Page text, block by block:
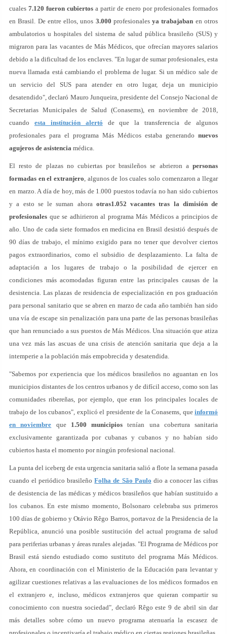
cuales 7.120 fueron cubiertos a partir de enero por profesionales formados
en Brasil. De entre ellos, unos 3.000 profesionalesya trabajaban en otros
ambulatorios u hospitales del sistema de salud pública brasileño (SUS) y
migraron para las vacantes de Más Médicos, que ofrecían mayores salarios
debido a la dificultad de los enclaves. "En lugar de sumar profesionales, esta
nueva llamada está cambiando el problema de lugar. Si un médico sale de
un servicio del SUS para atender en otro lugar, deja un municipio
desatendido", declaró Mauro Junqueira, presidente del Consejo Nacional de
Secretarias Municipales de Salud (Conasems), en noviembre de 2018,
cuando esta institución alertó de que la transferencia de algunos
profesionales para el programa Más Médicos estaba generando nuevos
agujeros de asistencia médica.
El resto de plazas no cubiertas por brasileños se abrieron a personas
formadas en el extranjero, algunos de los cuales solo comenzaron a llegar
en marzo. A día de hoy, más de 1.000 puestos todavía no han sido cubiertos
y a esto se le suman ahora otras1.052 vacantes tras la dimisión de
profesionales que se adhirieron al programa Más Médicos a principios de
año. Uno de cada siete formados en medicina en Brasil desistió después de
90 días de trabajo, el mínimo exigido para no tener que devolver ciertos
pagos extraordinarios, como el subsidio de desplazamiento. La falta de
adaptación a los lugares de trabajo o la posibilidad de ejercer en
condiciones más acomodadas figuran entre las principales causas de la
desistencia. Las plazas de residencia de especialización en pos graduación
para personal sanitario que se abren en marzo de cada año también han sido
una vía de escape sin penalización para una parte de las personas brasileñas
que han renunciado a sus puestos de Más Médicos. Una situación que atiza
una vez más las ascuas de una crisis de atención sanitaria que deja a la
intemperie a la población más empobrecida y desatendida.
"Sabemos por experiencia que los médicos brasileños no aguantan en los
municipios distantes de los centros urbanos y de difícil acceso, como son las
comunidades ribereñas, por ejemplo, que eran los principales locales de
trabajo de los cubanos", explicó el presidente de la Conasems, que informó
en noviembre que 1.500 municipios tenían una cobertura sanitaria
exclusivamente garantizada por cubanas y cubanos y no habían sido
cubiertos hasta el momento por ningún profesional nacional.
La punta del iceberg de esta urgencia sanitaria salió a flote la semana pasada
cuando el periódico brasileñoFolha de São Paulo dio a conocer las cifras
de desistencia de las médicas y médicos brasileños que habían sustituido a
los cubanos. En este mismo momento, Bolsonaro celebraba sus primeros
100 días de gobierno y Otávio Rêgo Barros, portavoz de la Presidencia de la
República, anunció una posible sustitución del actual programa de salud
para periferias urbanas y áreas rurales alejadas. "El Programa de Médicos por
Brasil está siendo estudiado como sustituto del programa Más Médicos.
Ahora, en coordinación con el Ministerio de la Educación para levantar y
agilizar cuestiones relativas a las evaluaciones de los médicos formados en
el extranjero e, incluso, médicos extranjeros que quieran compartir su
conocimiento con nuestra sociedad", declaró Rêgo este 9 de abril sin dar
más detalles sobre cómo un nuevo programa atenuaría la escasez de